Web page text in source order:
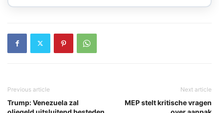
Previous article
Trump: Venezuela zal
Next article
MEP stelt kritische vragen